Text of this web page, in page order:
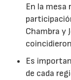
En la mesa
Chambra y
Es
de cada